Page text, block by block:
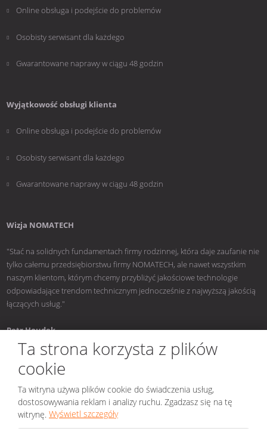
Online obsługa i podejście do problemów
Osobisty serwisant dla każdego
Gwarantowane naprawy w ciągu 48 godzin
Wyjątkowość obsługi klienta
Online obsługa i podejście do problemów
Osobisty serwisant dla każdego
Gwarantowane naprawy w ciągu 48 godzin
Wizja NOMATECH
"Stać na solidnych fundamentach firmy rodzinnej, która daje zaufanie nie
tylko całemu przedsiębiorstwu firmy NOMATECH, ale nawet wszystkim
naszym klientom, którym chcemy przybliżyć jakościowe technologie
odpowiadające trendom technicznym jednocześnie z najwyższą jakością
łączących usług."
Petr Houdek
© 2026, NOMATECH s.r.o.
Mapa strony|Bezpieczeństwo i prywatność|Nastavení cookies
Ta strona korzysta z plików
cookie
Ta witryna używa plików cookie do świadczenia usług,
dostosowywania reklam i analizy ruchu. Zgadzasz się na tę
witrynę. Wyświetl szczegóły